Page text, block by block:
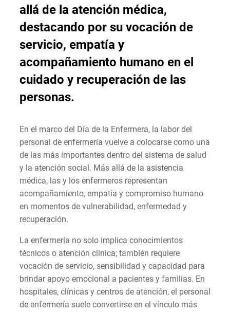
allá de la atención médica,
destacando por su vocación de
servicio, empatía y
acompañamiento humano en el
cuidado y recuperación de las
personas.
En el marco del Día de la Enfermera, la labor del
personal de enfermería vuelve a colocarse como una
de las más importantes dentro del sistema de salud
y la atención social. Más allá de la asistencia
médica, las y los enfermeros representan
acompañamiento, empatía y compromiso humano
en momentos de vulnerabilidad, enfermedad y
recuperación.
La enfermería no solo implica conocimientos
técnicos o atención clínica; también requiere
vocación de servicio, sensibilidad y capacidad para
brindar apoyo emocional a pacientes y familias. En
hospitales, clínicas y centros de atención, el personal
de enfermería suele convertirse en el vínculo más